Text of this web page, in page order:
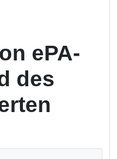
ePA-
des